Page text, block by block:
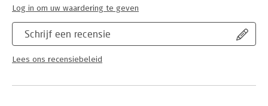
Schrijf een recensie
Lees ons recensiebeleid
Log in om uw waardering te geven